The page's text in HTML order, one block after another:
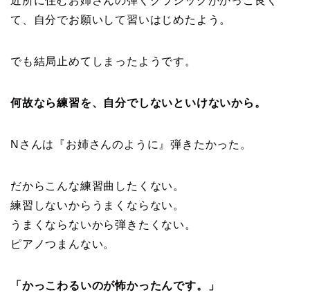
て、自分でお願いして習いはじめたよう。
でも結局止めてしまったようです。
何故なら練習を、自分でしないといけないから。
Nさんは『お姉さんのように』弾きたかった。
だからこんな練習曲したくない。
練習しないからうまくならない。
うまくならないから弾きたくない。
ピアノつまんない。
「かっこわるいのが怖かったんです。」